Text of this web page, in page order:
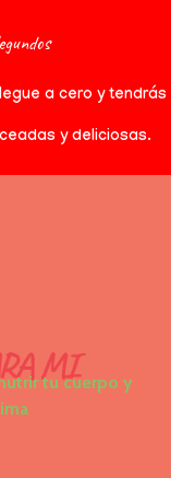
a cero y tendrás
y deliciosas.
tu cuerpo y